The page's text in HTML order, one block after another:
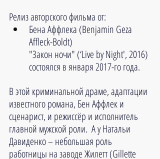
Релиз авторского фильма от:
Бена Аффлека (Benjamin Geza
Affleck-Boldt)
"Закон ночи" (‘Live by Night', 2016)
состоялся в января 2017-го года.
В этой криминальной драме, адаптации
известного романа, Бен Аффлек и
сценарист, и режиссёр и исполнитель
главной мужской роли.  А у Натальи
Давиденко – небольшая роль
работницы на заводе Жилетт (Gillette